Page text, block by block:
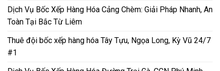
Dịch Vụ Bốc Xếp Hàng Hóa Cảng Chèm: Giải Pháp Nhanh, An
Toàn Tại Bắc Từ Liêm
Thuê đội bốc xếp hàng hóa Tây Tựu, Ngọa Long, Kỳ Vũ 24/7
#1